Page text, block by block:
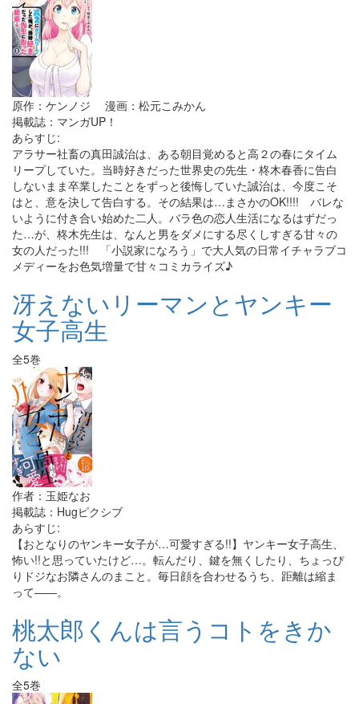
原作：ケンノジ 漫画：松元こみかん
掲載誌：マンガUP！
あらすじ:
アラサー社畜の真田誠治は、ある朝目覚めると高２の春にタイム
リープしていた。当時好きだった世界史の先生・柊木春香に告白
しないまま卒業したことをずっと後悔していた誠治は、今度こそ
はと、意を決して告白する。その結果は…まさかのOK!!!! バレな
いように付き合い始めた二人。バラ色の恋人生活になるはずだっ
た…が、柊木先生は、なんと男をダメにする尽くしすぎる甘々の
女の人だった!!! 「小説家になろう」で大人気の日常イチャラブコ
メディーをお色気増量で甘々コミカライズ♪
冴えないリーマンとヤンキー
女子高生
全5巻
作者：玉姫なお
掲載誌：Hugピクシブ
あらすじ:
【おとなりのヤンキー女子が…可愛すぎる!!】ヤンキー女子高生、
怖い!!と思っていたけど…。転んだり、鍵を無くしたり、ちょっぴ
りドジなお隣さんのまこと。毎日顔を合わせるうち、距離は縮ま
って――。
桃太郎くんは言うコトをきか
ない
全5巻